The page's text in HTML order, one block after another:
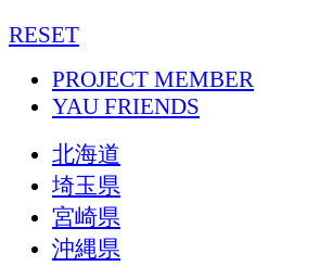
RESET
PROJECT MEMBER
YAU FRIENDS
北海道
埼玉県
宮崎県
沖縄県